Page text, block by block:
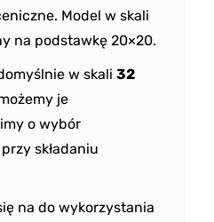
Model w skali
na podstawkę 20×20.
w skali 32
je
o wybór
składaniu
na do wykorzystania